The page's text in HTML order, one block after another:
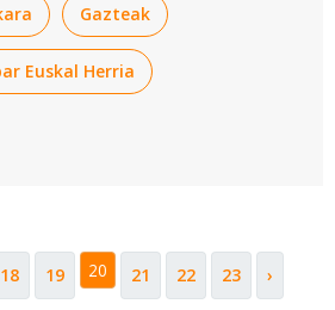
Gazteak
Euskal Herria
18 19 20 21 22 23 ›